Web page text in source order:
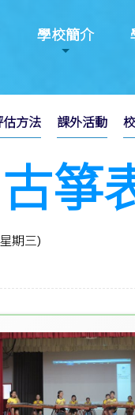
學校簡介
估方法 課外活動
箏
期三)